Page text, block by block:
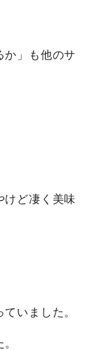
か」も他のサ
けど凄く美味
いました。